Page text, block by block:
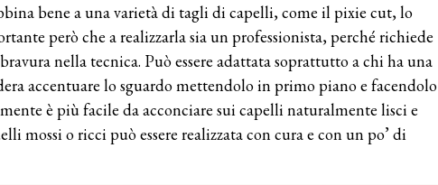
bene a una varietà di tagli di capelli, come il pixie cut, lo
però che a realizzarla sia un professionista, perché richiede
nella tecnica. Può essere adattata soprattutto a chi ha una
accentuare lo sguardo mettendolo in primo piano e facendolo
è più facile da acconciare sui capelli naturalmente lisci e
mossi o ricci può essere realizzata con cura e con un po’ di